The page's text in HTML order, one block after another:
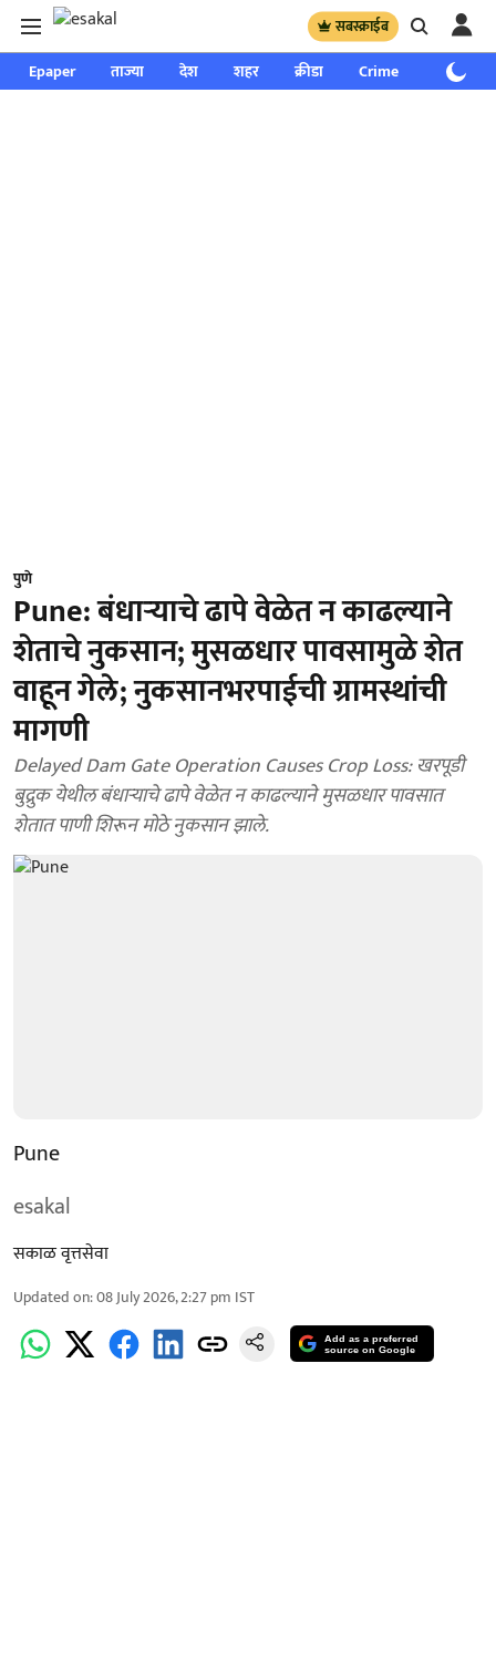
सबस्क्राईब
Epaper ताज्या देश शहर क्रीडा Crime साप्ताहिक
पुणे
Pune: बंधाऱ्याचे ढापे वेळेत न काढल्याने
शेताचे नुकसान; मुसळधार पावसामुळे शेत
वाहून गेले; नुकसानभरपाईची ग्रामस्थांची
मागणी
Delayed Dam Gate Operation Causes Crop Loss: खरपूडी
बुद्रुक येथील बंधाऱ्याचे ढापे वेळेत न काढल्याने मुसळधार पावसात
शेतात पाणी शिरून मोठे नुकसान झाले.
Pune
esakal
सकाळ वृत्तसेवा
Updated on:08 July 2026, 2:27 pm IST
Add as a preferred
source on Google